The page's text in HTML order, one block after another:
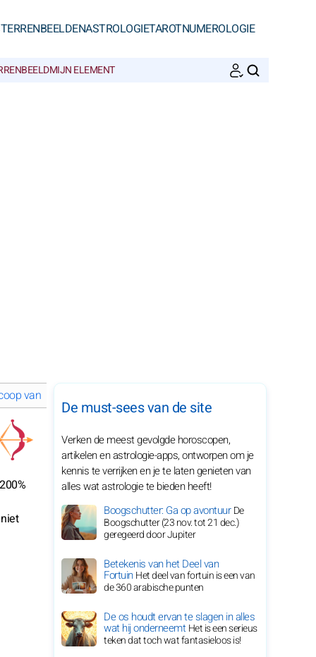
ASTROLOGIETAROTNUMEROLOGIE
MIJN ELEMENT
van januari 2028 voor je sterrenbeeld
De must-sees van de site
Verken de meest gevolgde horoscopen,
artikelen en astrologie-apps, ontworpen om je
kennis te verrijken en je te laten genieten van
alles wat astrologie te bieden heeft!
Boogschutter: Ga op avontuurDe
Boogschutter (23 nov. tot 21 dec.)
geregeerd door Jupiter
Betekenis van het Deel van
FortuinHet deel van fortuin is een van
de 360 arabische punten
De os houdt ervan te slagen in alles
wat hij onderneemtHet is een serieus
teken dat toch wat fantasieloos is!